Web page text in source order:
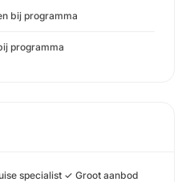
bij programma
programma
specialist ✓ Groot aanbod